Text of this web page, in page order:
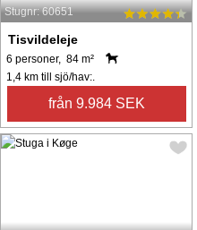
Stugnr: 60651
Tisvildeleje
6 personer, 84 m²
1,4 km till sjö/hav:.
från 9.984 SEK